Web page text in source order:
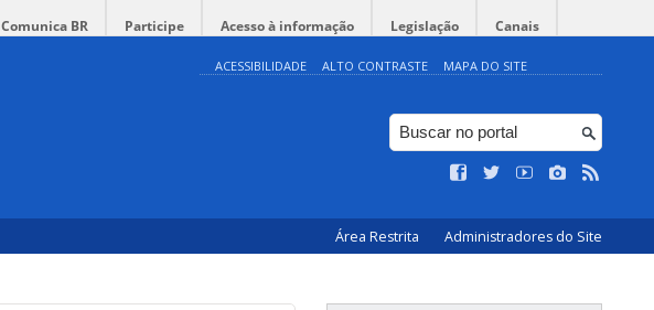
Comunica BR Participe Acesso à informação Legislação Canais
ACESSIBILIDADE ALTO CONTRASTE MAPA DO SITE
Área Restrita Administradores do Site